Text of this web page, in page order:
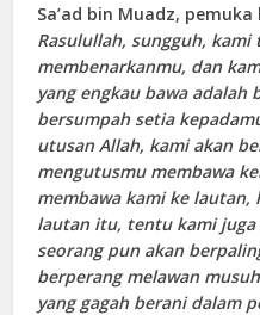
Sa’ad bin Muadz,
Rasulullah, sungguh,
membenarkanmu, dan
yang engkau bawa adalah
bersumpah setia
utusan Allah, kami akan
mengutusmu membawa
membawa kami ke lautan,
lautan itu, tentu kami juga
seorang pun akan
berperang melawan
yang gagah berani dalam